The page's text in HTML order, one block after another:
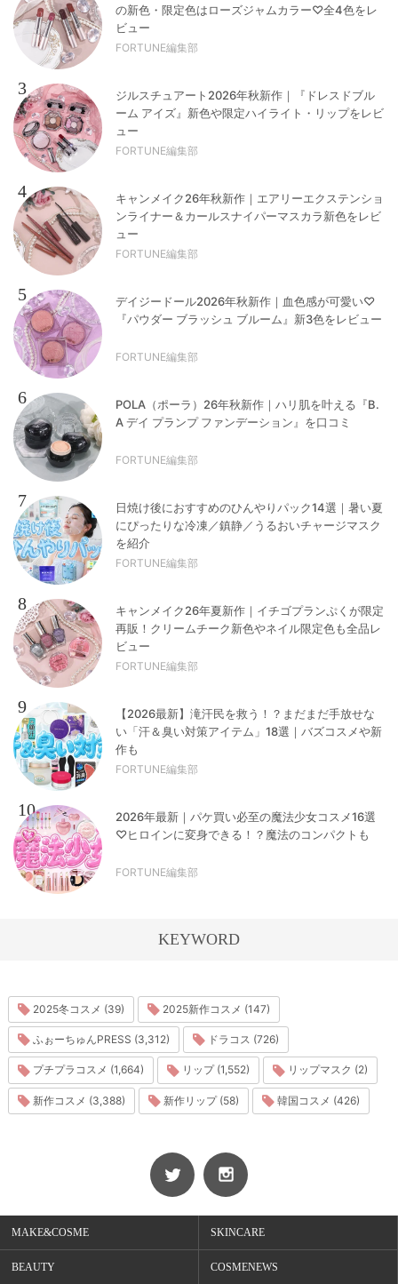
の新色・限定色はローズジャムカラー♡全4色をレ
ビュー
FORTUNE編集部
3
ジルスチュアート2026年秋新作｜『ドレスドブル
ーム アイズ』新色や限定ハイライト・リップをレビ
ュー
FORTUNE編集部
4
キャンメイク26年秋新作｜エアリーエクステンショ
ンライナー＆カールスナイパーマスカラ新色をレビ
ュー
FORTUNE編集部
5
デイジードール2026年秋新作｜血色感が可愛い♡
『パウダー ブラッシュ ブルーム』新3色をレビュー
FORTUNE編集部
6
POLA（ポーラ）26年秋新作｜ハリ肌を叶える『B.
A デイ プランプ ファンデーション』を口コミ
FORTUNE編集部
7
日焼け後におすすめのひんやりパック14選｜暑い夏
にぴったりな冷凍／鎮静／うるおいチャージマスク
を紹介
FORTUNE編集部
8
キャンメイク26年夏新作｜イチゴプランぷくが限定
再販！クリームチーク新色やネイル限定色も全品レ
ビュー
FORTUNE編集部
9
【2026最新】滝汗民を救う！？まだまだ手放せな
い「汗＆臭い対策アイテム」18選｜バズコスメや新
作も
FORTUNE編集部
10
2026年最新｜パケ買い必至の魔法少女コスメ16選
♡ヒロインに変身できる！？魔法のコンパクトも
FORTUNE編集部
KEYWORD
2025冬コスメ (39) 2025新作コスメ (147)
ふぉーちゅんPRESS (3,312) ドラコス (726)
プチプラコスメ (1,664) リップ (1,552) リップマスク (2)
新作コスメ (3,388) 新作リップ (58) 韓国コスメ (426)
MAKE&COSME SKINCARE
BEAUTY COSMENEWS